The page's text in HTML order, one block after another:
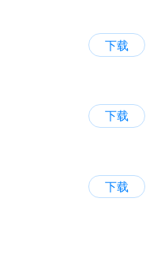
下载
下载
下载